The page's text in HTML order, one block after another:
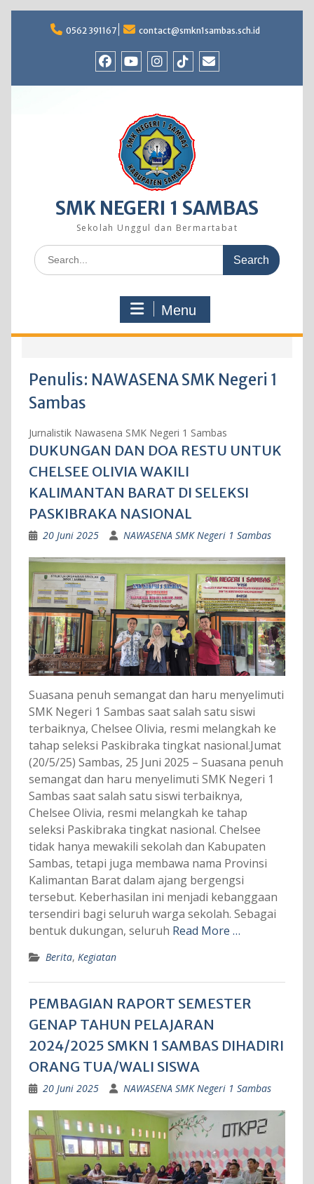
0562 391167 contact@smkn1sambas.sch.id
SMK NEGERI 1 SAMBAS
Sekolah Unggul dan Bermartabat
Search
for:
Menu
Penulis: NAWASENA SMK Negeri 1
Sambas
Jurnalistik Nawasena SMK Negeri 1 Sambas
DUKUNGAN DAN DOA RESTU UNTUK
CHELSEE OLIVIA WAKILI
KALIMANTAN BARAT DI SELEKSI
PASKIBRAKA NASIONAL
20 Juni 2025 NAWASENA SMK Negeri 1 Sambas
Suasana penuh semangat dan haru menyelimuti
SMK Negeri 1 Sambas saat salah satu siswi
terbaiknya, Chelsee Olivia, resmi melangkah ke
tahap seleksi Paskibraka tingkat nasional.Jumat
(20/5/25) Sambas, 25 Juni 2025 – Suasana penuh
semangat dan haru menyelimuti SMK Negeri 1
Sambas saat salah satu siswi terbaiknya,
Chelsee Olivia, resmi melangkah ke tahap
seleksi Paskibraka tingkat nasional. Chelsee
tidak hanya mewakili sekolah dan Kabupaten
Sambas, tetapi juga membawa nama Provinsi
Kalimantan Barat dalam ajang bergengsi
tersebut. Keberhasilan ini menjadi kebanggaan
tersendiri bagi seluruh warga sekolah. Sebagai
bentuk dukungan, seluruh Read More …
Berita, Kegiatan
PEMBAGIAN RAPORT SEMESTER
GENAP TAHUN PELAJARAN
2024/2025 SMKN 1 SAMBAS DIHADIRI
ORANG TUA/WALI SISWA
20 Juni 2025 NAWASENA SMK Negeri 1 Sambas